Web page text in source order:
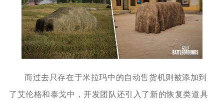
而过去只存在于米拉玛中的自动售货机则被添加到
了艾伦格和泰戈中，开发团队还引入了新的恢复类道具